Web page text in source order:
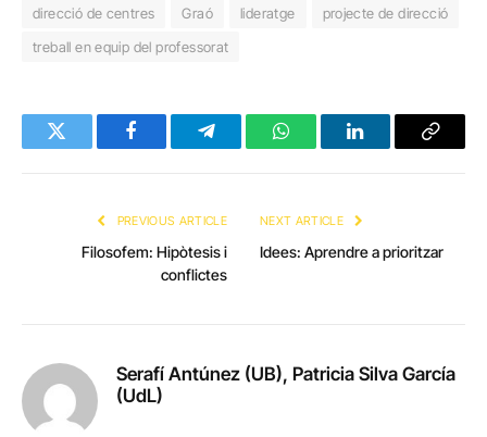
direcció de centres Graó lideratge
projecte de direcció
treball en equip del professorat
Twitter FacebookTelegramWhatsAppLinkedInCopy
PREVIOUS ARTICLE
Filosofem: Hipòtesis i
conflictes
NEXT ARTICLE
Idees: Aprendre a prioritzar
Serafí Antúnez (UB), Patricia Silva García
(UdL)